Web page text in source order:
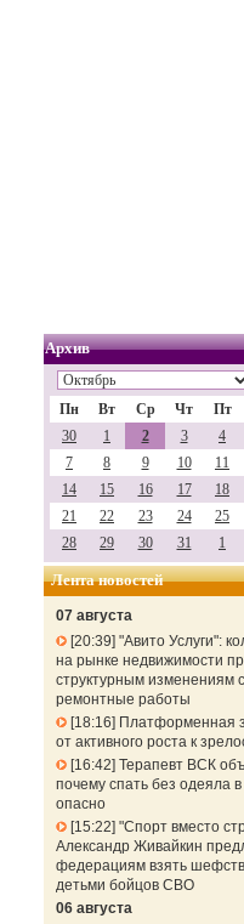
Архив
Пн Вт Ср Чт Пт
30
1 2 3 4
7
8 9 10 11
14
15 16 17 18
21
22 23 24 25
28
29 30 31 1
Лента новостей
07 августа
20:39 "Авито Услуги":
на рынке недвижимости
структурным изменениям
ремонтные работы
18:16
Платформенная
от активного роста к
16:42 Терапевт ВСК
почему спать без одеяла
опасно
15:22 "Спорт вместо
Александр Живайкин
федерациям взять
детьми бойцов СВО
06 августа